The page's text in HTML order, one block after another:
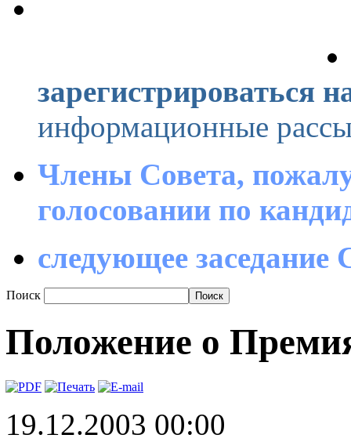
зарегистрироваться
информационные
Члены Совета,
голосовании по
следующее заседание
Поиск
Положение о
19.12.2003 00:00